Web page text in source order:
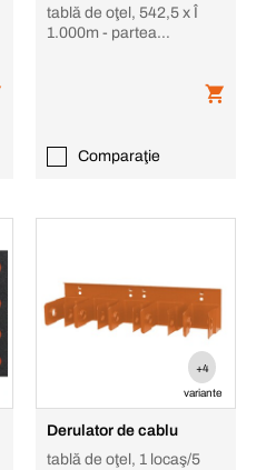
tablă de oţel, 542,5 x Î
1.000m - partea
Comparaţie
+4
variante
Derulator de cablu
tablă de oţel, 1 locaş/5